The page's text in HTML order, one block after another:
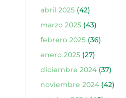
abril 2025(42)
marzo 2025(43)
febrero 2025(36)
enero 2025(27)
diciembre 2024(37)
noviembre 2024(42)